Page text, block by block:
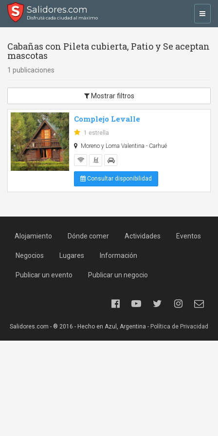
Salidores.com
Disfrutá cada ciudad al máximo
Cabañas con Pileta cubierta, Patio y Se aceptan
mascotas
1 publicaciones
Mostrar filtros
Complejo Levalle
1 estrella
Moreno y Loma Valentina - Carhué
Consultar disponibilidad
Alojamiento Dónde comer Actividades Eventos
Negocios Lugares Información
Publicar un evento Publicar un negocio
Salidores.com - ® 2016 - Hecho en Azul, Argentina - Política de Privacidad